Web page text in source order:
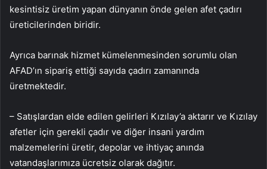
kesintisiz üretim yapan dünyanın önde gelen afet çadırı
üreticilerinden biridir.
Ayrıca barınak hizmet kümelenmesinden sorumlu olan
AFAD’ın sipariş ettiği sayıda çadırı zamanında
üretmektedir.
– Satışlardan elde edilen gelirleri Kızılay’a aktarır ve Kızılay
afetler için gerekli çadır ve diğer insani yardım
malzemelerini üretir, depolar ve ihtiyaç anında
vatandaşlarımıza ücretsiz olarak dağıtır.